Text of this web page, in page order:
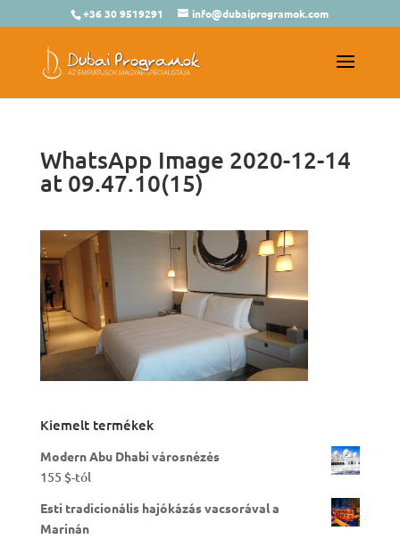
+36 30 9519291 info@dubaiprogramok.com
WhatsApp Image 2020-12-14
at 09.47.10(15)
Kiemelt termékek
Modern Abu Dhabi városnézés
155 $-tól
Esti tradicionális hajókázás vacsorával a
Marinán